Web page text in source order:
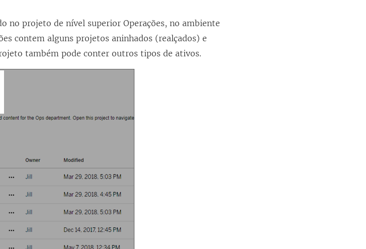
no projeto de nível superior Operações, no ambiente
contem alguns projetos aninhados (realçados) e
também pode conter outros tipos de ativos.